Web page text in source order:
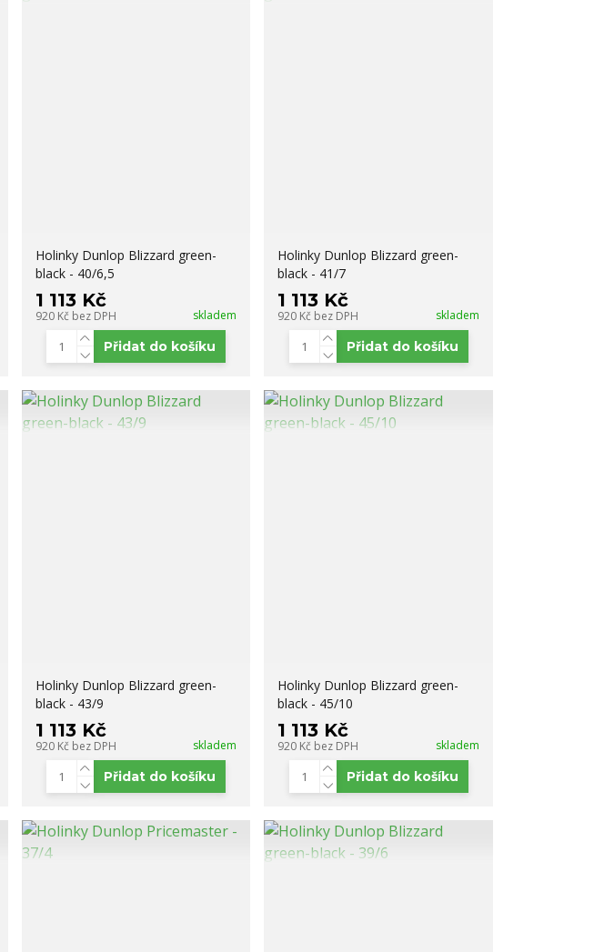
Holinky Dunlop Blizzard green-
black - 40/6,5
1 113 Kč
920 Kč bez DPH skladem
Přidat do košíku
Holinky Dunlop Blizzard green-
black - 41/7
1 113 Kč
920 Kč bez DPH skladem
Přidat do košíku
Holinky Dunlop Blizzard green-
black - 43/9
1 113 Kč
920 Kč bez DPH skladem
Přidat do košíku
Holinky Dunlop Blizzard green-
black - 45/10
1 113 Kč
920 Kč bez DPH skladem
Přidat do košíku